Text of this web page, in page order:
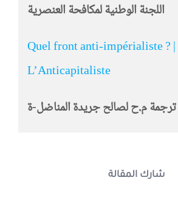
اللجنة الوطنية لمكافحة العنصرية
Quel front anti-impérialiste ? |
L’Anticapitaliste
ترجمة م.ح لصالح جريدة المناضل-ة
شارك المقالة